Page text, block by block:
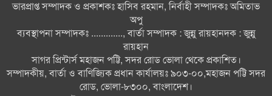
জাতিসংঘে জুলাই গণঅভ্যুত্থান দিবস
পালিত
জুলাইয়ে সড়কে ঝরল ৪১৬ প্রাণ,
মোটরসাইকেলে সর্বাধিক মৃত্যু
ভারপ্রাপ্ত সম্পাদক ও প্রকাশকঃ হাসিব রহমান, নির্বাহী সম্পাদকঃ অমিতাভ
অপু
ব্যবস্থাপনা সম্পাদকঃ ............., বার্তা সম্পাদক : জুন্নু রায়হানদক : জুন্নু
রায়হান
সাগর প্রিন্টার্স মহাজন পট্টি, সদর রোড ভোলা থেকে প্রকাশিত।
সম্পাদকীয়, বার্তা ও বাণিজ্যিক প্রধান কার্যালয়ঃ ৯০৩-০০,মহাজন পট্টি সদর
রোড, ভোলা-৮৩০০, বাংলাদেশ।